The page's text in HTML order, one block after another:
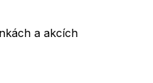
a akcích